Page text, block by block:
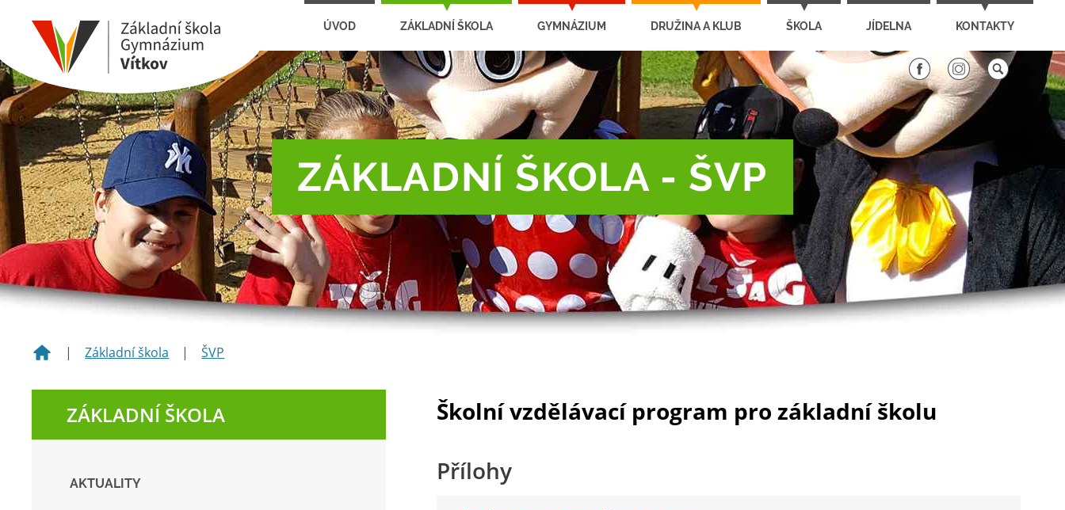
ÚVOD ZÁKLADNÍ ŠKOLA GYMNÁZIUM DRUŽINA A KLUB ŠKOLA JÍDELNA KONTAKTY
ZÁKLADNÍ ŠKOLA - ŠVP
| Základní škola | ŠVP
Školní vzdělávací program pro základní školu
Přílohy
ZÁKLADNÍ ŠKOLA
AKTUALITY